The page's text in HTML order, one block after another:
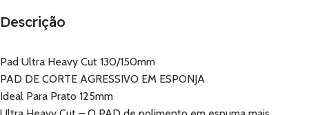
Descrição
Pad Ultra Heavy Cut 130/150mm
PAD DE CORTE AGRESSIVO EM ESPONJA
Ideal Para Prato 125mm